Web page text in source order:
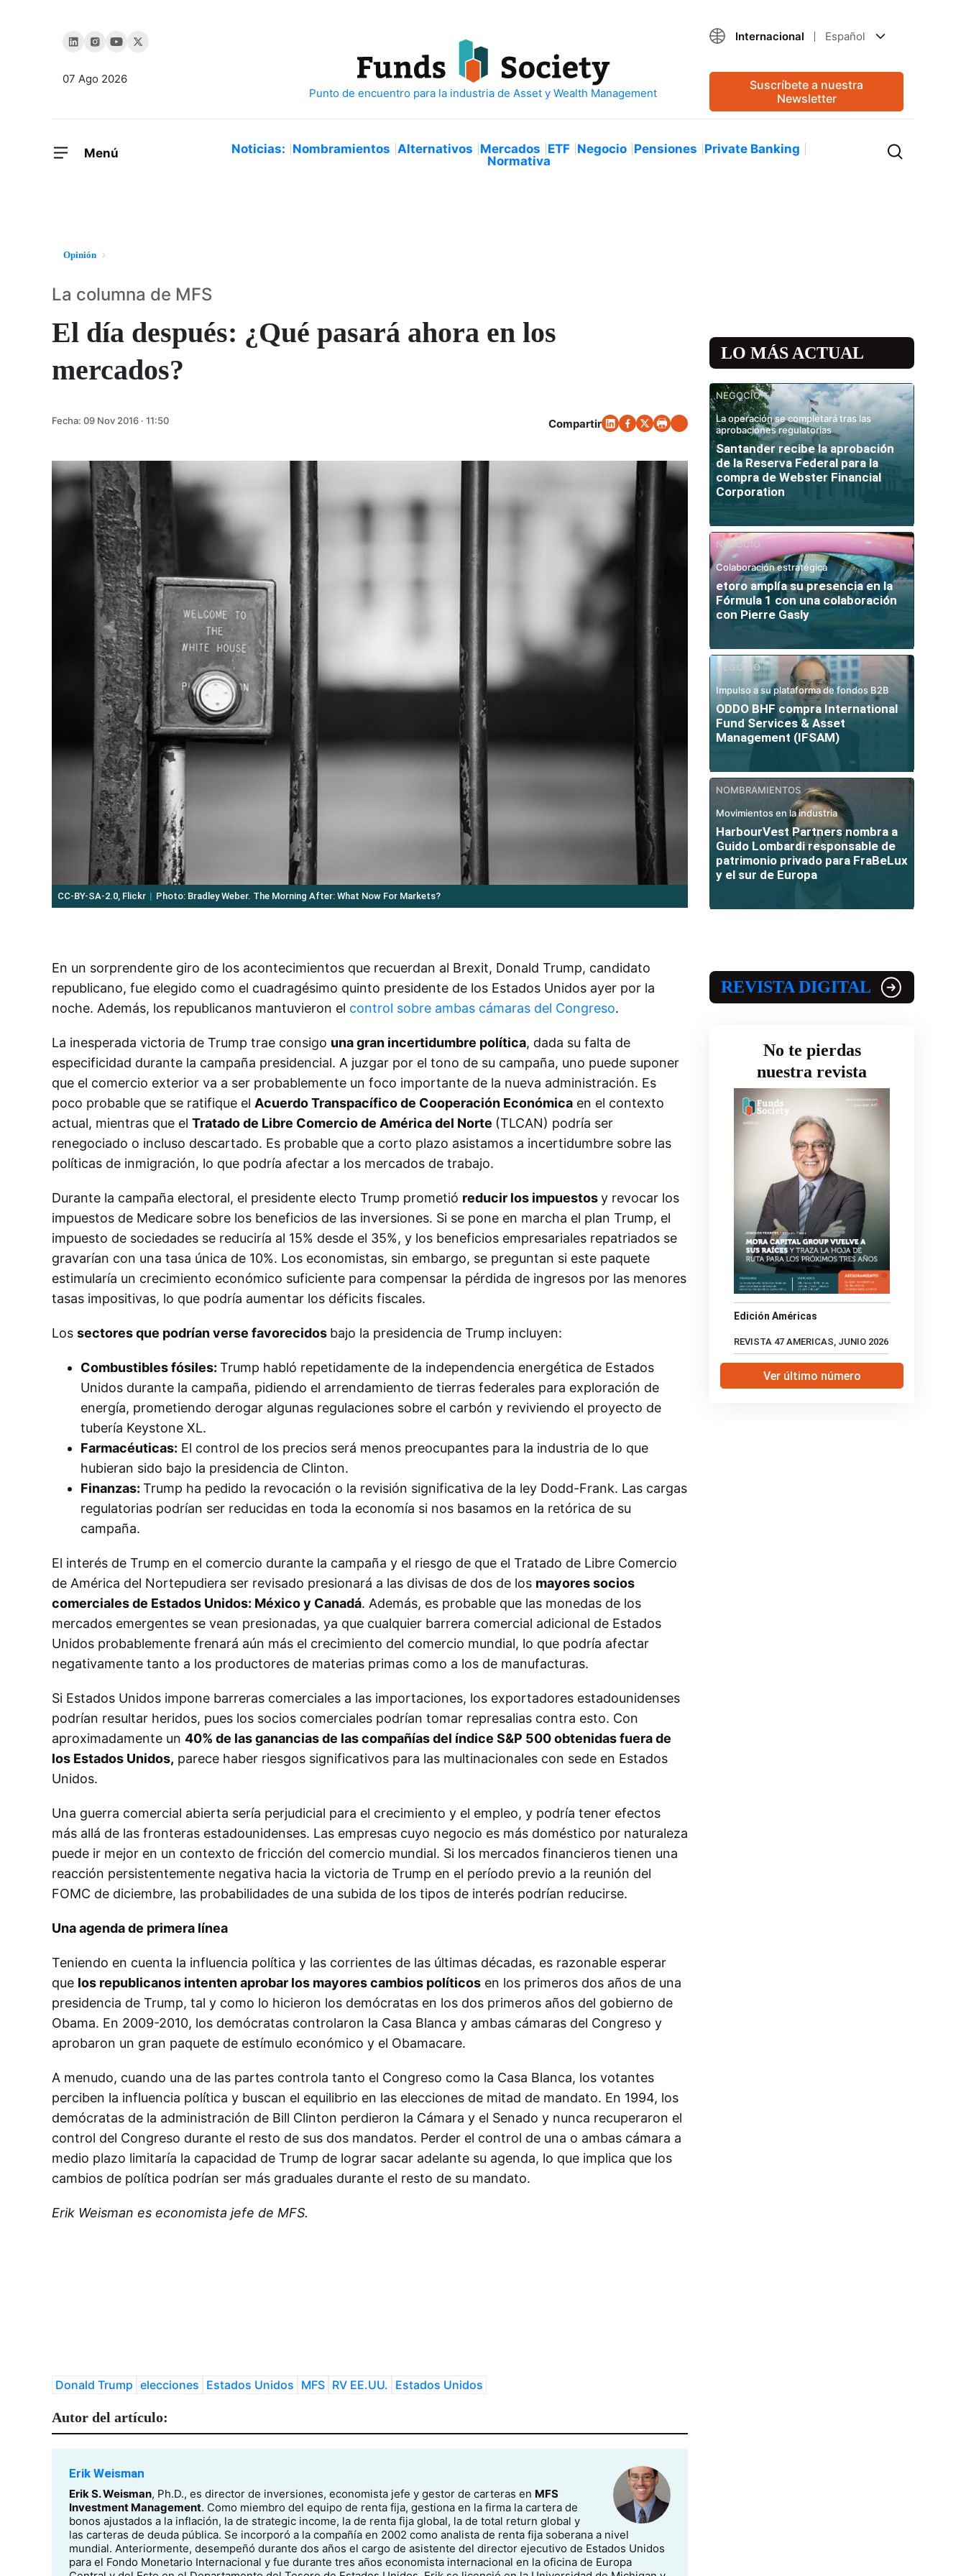
07 Ago 2026
Internacional Español
Suscríbete a nuestra
Newsletter
Menú Noticias: Nombramientos Alternativos Mercados ETF Negocio Pensiones Private Banking
Normativa
Opinión
El día después: ¿Qué pasará ahora en los
mercados?
La columna de MFS
Fecha: 09 Nov 2016 · 11:50 Compartir
CC-BY-SA-2.0, Flickr Photo: Bradley Weber. The Morning After: What Now For Markets?
En un sorprendente giro de los acontecimientos que recuerdan al Brexit, Donald Trump, candidato
republicano, fue elegido como el cuadragésimo quinto presidente de los Estados Unidos ayer por la
noche. Además, los republicanos mantuvieron el control sobre ambas cámaras del Congreso.
La inesperada victoria de Trump trae consigo una gran incertidumbre política, dada su falta de
especificidad durante la campaña presidencial. A juzgar por el tono de su campaña, uno puede suponer
que el comercio exterior va a ser probablemente un foco importante de la nueva administración. Es
poco probable que se ratifique el Acuerdo Transpacífico de Cooperación Económica en el contexto
actual, mientras que el Tratado de Libre Comercio de América del Norte (TLCAN) podría ser
renegociado o incluso descartado. Es probable que a corto plazo asistamos a incertidumbre sobre las
políticas de inmigración, lo que podría afectar a los mercados de trabajo.
Durante la campaña electoral, el presidente electo Trump prometió reducir los impuestosy revocar los
impuestos de Medicare sobre los beneficios de las inversiones. Si se pone en marcha el plan Trump, el
impuesto de sociedades se reduciría al 15% desde el 35%, y los beneficios empresariales repatriados se
gravarían con una tasa única de 10%. Los economistas, sin embargo, se preguntan si este paquete
estimularía un crecimiento económico suficiente para compensar la pérdida de ingresos por las menores
tasas impositivas, lo que podría aumentar los déficits fiscales.
Los sectores que podrían verse favorecidos bajo la presidencia de Trump incluyen:
Combustibles fósiles: Trump habló repetidamente de la independencia energética de Estados
Unidos durante la campaña, pidiendo el arrendamiento de tierras federales para exploración de
energía, prometiendo derogar algunas regulaciones sobre el carbón y reviviendo el proyecto de
tubería Keystone XL.
Farmacéuticas: El control de los precios será menos preocupantes para la industria de lo que
hubieran sido bajo la presidencia de Clinton.
Finanzas: Trump ha pedido la revocación o la revisión significativa de la ley Dodd-Frank. Las cargas
regulatorias podrían ser reducidas en toda la economía si nos basamos en la retórica de su
campaña.
El interés de Trump en el comercio durante la campaña y el riesgo de que el Tratado de Libre Comercio
de América del Nortepudiera ser revisado presionará a las divisas de dos de los mayores socios
comerciales de Estados Unidos: México y Canadá. Además, es probable que las monedas de los
mercados emergentes se vean presionadas, ya que cualquier barrera comercial adicional de Estados
Unidos probablemente frenará aún más el crecimiento del comercio mundial, lo que podría afectar
negativamente tanto a los productores de materias primas como a los de manufacturas.
Si Estados Unidos impone barreras comerciales a las importaciones, los exportadores estadounidenses
podrían resultar heridos, pues los socios comerciales podrían tomar represalias contra esto. Con
aproximadamente un 40% de las ganancias de las compañías del índice S&P 500 obtenidas fuera de
los Estados Unidos, parece haber riesgos significativos para las multinacionales con sede en Estados
Unidos.
Una guerra comercial abierta sería perjudicial para el crecimiento y el empleo, y podría tener efectos
más allá de las fronteras estadounidenses. Las empresas cuyo negocio es más doméstico por naturaleza
puede ir mejor en un contexto de fricción del comercio mundial. Si los mercados financieros tienen una
reacción persistentemente negativa hacia la victoria de Trump en el período previo a la reunión del
FOMC de diciembre, las probabilidades de una subida de los tipos de interés podrían reducirse.
Una agenda de primera línea
Teniendo en cuenta la influencia política y las corrientes de las últimas décadas, es razonable esperar
que los republicanos intenten aprobar los mayores cambios políticos en los primeros dos años de una
presidencia de Trump, tal y como lo hicieron los demócratas en los dos primeros años del gobierno de
Obama. En 2009-2010, los demócratas controlaron la Casa Blanca y ambas cámaras del Congreso y
aprobaron un gran paquete de estímulo económico y el Obamacare.
A menudo, cuando una de las partes controla tanto el Congreso como la Casa Blanca, los votantes
perciben la influencia política y buscan el equilibrio en las elecciones de mitad de mandato. En 1994, los
demócratas de la administración de Bill Clinton perdieron la Cámara y el Senado y nunca recuperaron el
control del Congreso durante el resto de sus dos mandatos. Perder el control de una o ambas cámara a
medio plazo limitaría la capacidad de Trump de lograr sacar adelante su agenda, lo que implica que los
cambios de política podrían ser más graduales durante el resto de su mandato.
Erik Weisman es economista jefe de MFS.
Donald Trump elecciones Estados Unidos MFS RV EE.UU. Estados Unidos
Autor del artículo:
Erik Weisman
Erik S. Weisman, Ph.D., es director de inversiones, economista jefe y gestor de carteras en MFS
Investment Management. Como miembro del equipo de renta fija, gestiona en la firma la cartera de
bonos ajustados a la inflación, la de strategic income, la de renta fija global, la de total return global y
las carteras de deuda pública. Se incorporó a la compañía en 2002 como analista de renta fija soberana a nivel
mundial. Anteriormente, desempeñó durante dos años el cargo de asistente del director ejecutivo de Estados Unidos
para el Fondo Monetario Internacional y fue durante tres años economista internacional en la oficina de Europa
LO MÁS ACTUAL
NEGOCIO
La operación se completará tras las
aprobaciones regulatorias
Santander recibe la aprobación
de la Reserva Federal para la
compra de Webster Financial
Corporation
NEGOCIO
Colaboración estratégica
etoro amplía su presencia en la
Fórmula 1 con una colaboración
con Pierre Gasly
NEGOCIO
Impulso a su plataforma de fondos B2B
ODDO BHF compra International
Fund Services & Asset
Management (IFSAM)
NOMBRAMIENTOS
Movimientos en la industria
HarbourVest Partners nombra a
Guido Lombardi responsable de
patrimonio privado para FraBeLux
y el sur de Europa
REVISTA DIGITAL
No te pierdas
nuestra revista
Edición Américas
REVISTA 47 AMERICAS, JUNIO 2026
Ver último número